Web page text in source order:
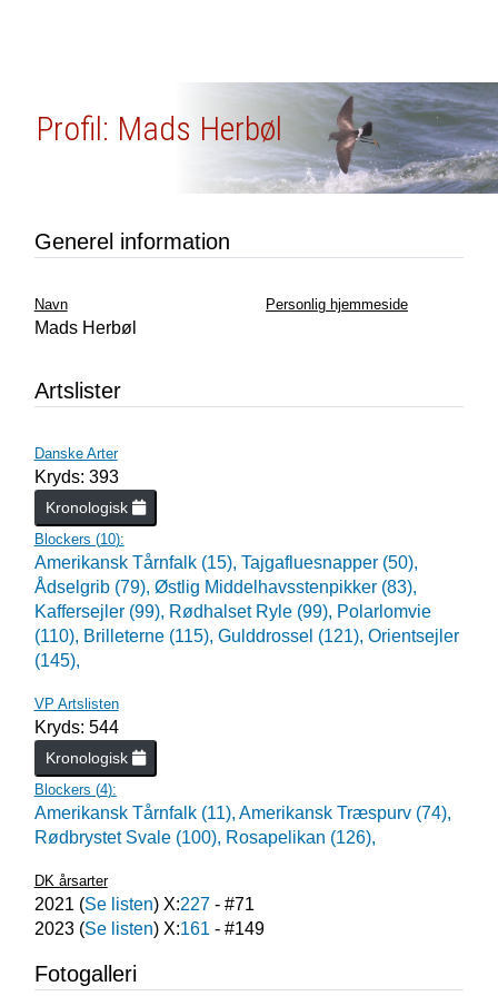
Profil: Mads Herbøl
Generel information
Navn
Mads Herbøl
Personlig hjemmeside
Artslister
Danske Arter
Kryds: 393
Kronologisk
Blockers (10):
Amerikansk Tårnfalk (15), Tajgafluesnapper (50),
Ådselgrib (79), Østlig Middelhavsstenpikker (83),
Kaffersejler (99), Rødhalset Ryle (99), Polarlomvie
(110), Brilleterne (115), Gulddrossel (121), Orientsejler
(145),
VP Artslisten
Kryds: 544
Kronologisk
Blockers (4):
Amerikansk Tårnfalk (11), Amerikansk Træspurv (74),
Rødbrystet Svale (100), Rosapelikan (126),
DK årsarter
2021 (Se listen) X:227- #71
2023(Se listen) X:161 - #149
Fotogalleri